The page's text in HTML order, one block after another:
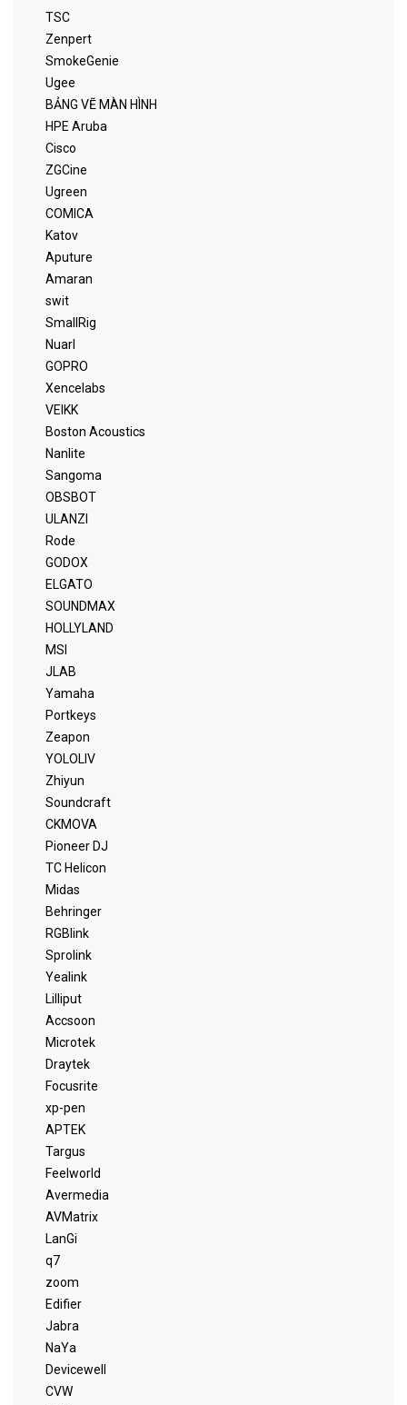
TSC
Zenpert
SmokeGenie
Ugee
BẢNG VẼ MÀN HÌNH
HPE Aruba
Cisco
ZGCine
Ugreen
COMICA
Katov
Aputure
Amaran
swit
SmallRig
Nuarl
GOPRO
Xencelabs
VEIKK
Boston Acoustics
Nanlite
Sangoma
OBSBOT
ULANZI
Rode
GODOX
ELGATO
SOUNDMAX
HOLLYLAND
MSI
JLAB
Yamaha
Portkeys
Zeapon
YOLOLIV
Zhiyun
Soundcraft
CKMOVA
Pioneer DJ
TC Helicon
Midas
Behringer
RGBlink
Sprolink
Yealink
Lilliput
Accsoon
Microtek
Draytek
Focusrite
xp-pen
APTEK
Targus
Feelworld
Avermedia
AVMatrix
LanGi
q7
zoom
Edifier
Jabra
NaYa
Devicewell
CVW